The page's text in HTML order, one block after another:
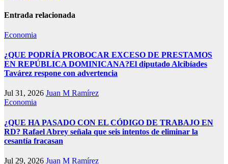
Entrada relacionada
Economia
¿QUE PODRÍA PROBOCAR EXCESO DE PRESTAMOS
EN REPÚBLICA DOMINICANA?El diputado Alcibíades
Tavárez respone con advertencia
Jul 31, 2026 Juan M Ramírez
Economia
¿QUE HA PASADO CON EL CÓDIGO DE TRABAJO EN
RD? Rafael Abrey señala que seis intentos de eliminar la
cesantía fracasan
Jul 29, 2026 Juan M Ramírez